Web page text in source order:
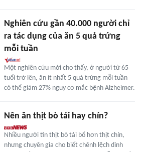
Nghiên cứu gần 40.000 người chỉ
ra tác dụng của ăn 5 quả trứng
mỗi tuần
Một nghiên cứu mới cho thấy, ở người từ 65
tuổi trở lên, ăn ít nhất 5 quả trứng mỗi tuần
có thể giảm 27% nguy cơ mắc bệnh Alzheimer.
Nên ăn thịt bò tái hay chín?
Nhiều người tin thịt bò tái bổ hơn thịt chín,
nhưng chuyên gia cho biết chênh lệch dinh